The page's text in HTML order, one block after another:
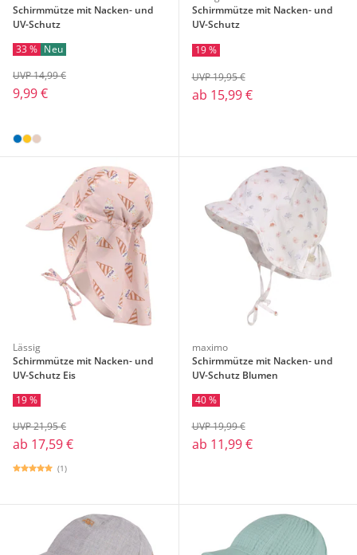
Schirmmütze mit Nacken- und
UV-Schutz
33 % Neu
9,99 €
UVP 14,99 €
Schirmmütze mit Nacken- und
UV-Schutz
19 %
ab 15,99 €
UVP 19,95 €
Lässig
Schirmmütze mit Nacken- und
UV-Schutz Eis
19 %
ab 17,59 €
UVP 21,95 €
(1)
maximo
Schirmmütze mit Nacken- und
UV-Schutz Blumen
40 %
ab 11,99 €
UVP 19,99 €